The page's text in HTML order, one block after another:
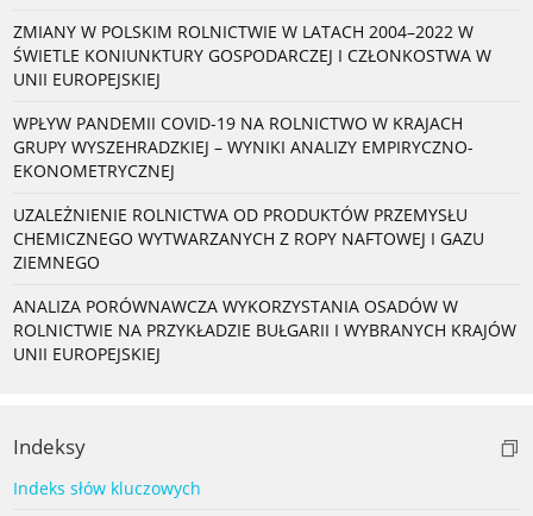
ZMIANY W POLSKIM ROLNICTWIE W LATACH 2004–2022 W
ŚWIETLE KONIUNKTURY GOSPODARCZEJ I CZŁONKOSTWA W
UNII EUROPEJSKIEJ
WPŁYW PANDEMII COVID-19 NA ROLNICTWO W KRAJACH
GRUPY WYSZEHRADZKIEJ – WYNIKI ANALIZY EMPIRYCZNO-
EKONOMETRYCZNEJ
UZALEŻNIENIE ROLNICTWA OD PRODUKTÓW PRZEMYSŁU
CHEMICZNEGO WYTWARZANYCH Z ROPY NAFTOWEJ I GAZU
ZIEMNEGO
ANALIZA PORÓWNAWCZA WYKORZYSTANIA OSADÓW W
ROLNICTWIE NA PRZYKŁADZIE BUŁGARII I WYBRANYCH KRAJÓW
UNII EUROPEJSKIEJ
Indeksy
Indeks słów kluczowych